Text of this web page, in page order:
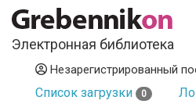
Электронная библиотека
Незарегистрированный
Список загрузки 0